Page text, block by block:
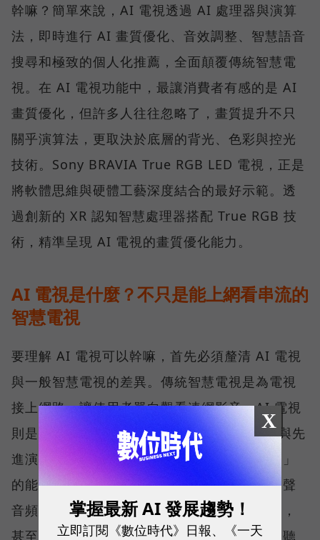
幹嘛？簡單來說，AI 電視透過 AI 處理器與演算
法，即時進行 AI 畫質優化、音效調整、智慧語音
搜尋和極致的個人化推薦，全面顛覆傳統智慧電
視。在 AI 電視功能中，最讓消費者有感的是 AI
畫質優化，但許多人往往忽略了，畫質提升不只
關乎演算法，更取決於底層的背光、色彩與控光
技術。Sony BRAVIA True RGB LED 電視，正是
將軟體思維與硬體工藝深度結合的最好示範。透
過創新的 XR 認知智慧處理器搭配 True RGB 技
術，精準呈現 AI 電視的畫質優化能力。
AI 電視是什麼？不只是能上網看串流的
智慧電視
要理解 AI 電視可以幹嘛，首先必須釐清 AI 電視
與一般智慧電視的差異。傳統智慧電視是為電視
接上網路，讓使用者單向觀看連網影音。AI 電視
則是在智慧電視的基礎上，導入了 AI 處理器與先
進演算法，讓智慧電視具備「主動分析與學習」
的能力，可即時判斷每一幀影像的畫質特徵、聲
音頻率、觀看環境（如白天強光或夜晚暗光），
甚至是家庭成員的使用習慣，進而動態調整視聽
X
掌握最新 AI 發展趨勢！
立即訂閱《數位時代》日報、《一天